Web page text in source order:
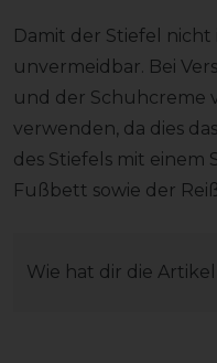
Damit der Stiefel nicht
unvermeidbar. Bei
und der Schuhcreme
verwenden, da dies
des Stiefels mit einem
Fußbett sowie der
Wie hat dir die